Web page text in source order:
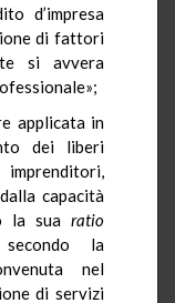
d’impresa
di fattori
si avvera
applicata in
dei liberi
capacità
la sua ratio
la
nel
di servizi